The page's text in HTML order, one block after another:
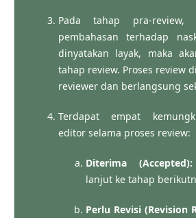
Pada tahap pra-review,
pembahasan terhadap
dinyatakan layak, maka
tahap review. Proses review
reviewer dan berlangsung
Terdapat empat
editor selama proses review:
Diterima (Accepted):
lanjut ke tahap
Perlu Revisi (Revision